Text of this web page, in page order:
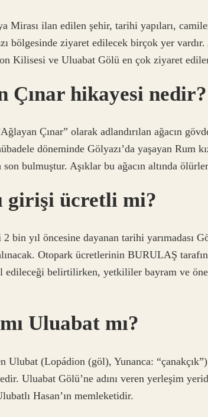
Mirası ilan edilen şehir, tarihi yapıları,
bölgesinde ziyaret edilecek birçok yer vardır.
Kilisesi ve Uluabat Gölü en çok ziyaret
Çınar hikayesi nedir?
Çınar” olarak adlandırılan ağacın
döneminde Gölyazı’da yaşayan Rum
bulmuştur. Aşıklar bu ağacın altında
girişi ücretli mi?
2 bin yıl öncesine dayanan tarihi yarımadası
Otopark ücretlerinin BURULAŞ
edileceği belirtilirken, yetkililer bayram ve
Uluabat mı?
Ulubat (Lopádion (göl), Yunanca:
Uluabat Gölü’ne adını veren yerleşim
Hasan’ın memleketidir.